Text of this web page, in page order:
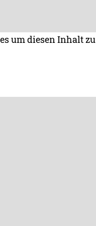
um diesen Inhalt zu